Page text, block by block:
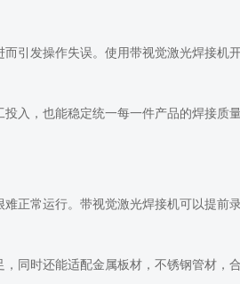
引发操作失误。使用带视觉激光焊接机
入，也能稳定统一每一件产品的焊接质量
正常运行。带视觉激光焊接机可以提前
同时还能适配金属板材，不锈钢管材，